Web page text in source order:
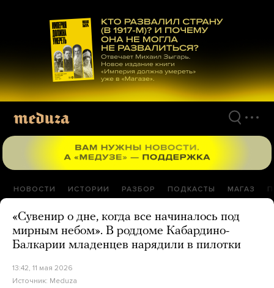
материалам
НОВОСТИ ИСТОРИИ РАЗБОР ПОДКАСТЫ МАГАЗ
«Сувенир о дне, когда все начиналось под
мирным небом». В роддоме Кабардино-
Балкарии младенцев нарядили в пилотки
13:42, 11 мая 2026
Источник: Meduza